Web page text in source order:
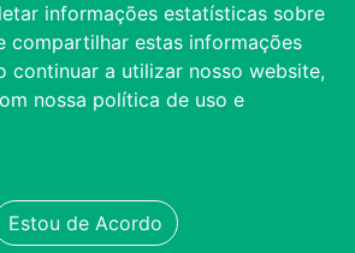
informações estatísticas sobre
compartilhar estas informações
continuar a utilizar nosso website,
nossa política de uso e
Estou de Acordo